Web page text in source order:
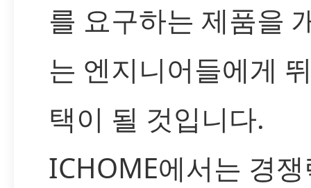
를 요구하는 제품을
는 엔지니어들에게
택이 될 것입니다.
ICHOME에서는 경